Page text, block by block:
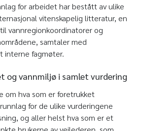
for arbeidet har bestått av ulike
vitenskapelig litteratur, en
vannregionkoordinatorer og
samtaler med
interne fagmøter.
og vannmiljø i samlet vurdering
om hva som er foretrukket
for de ulike vurderingene
og aller helst hva som er et